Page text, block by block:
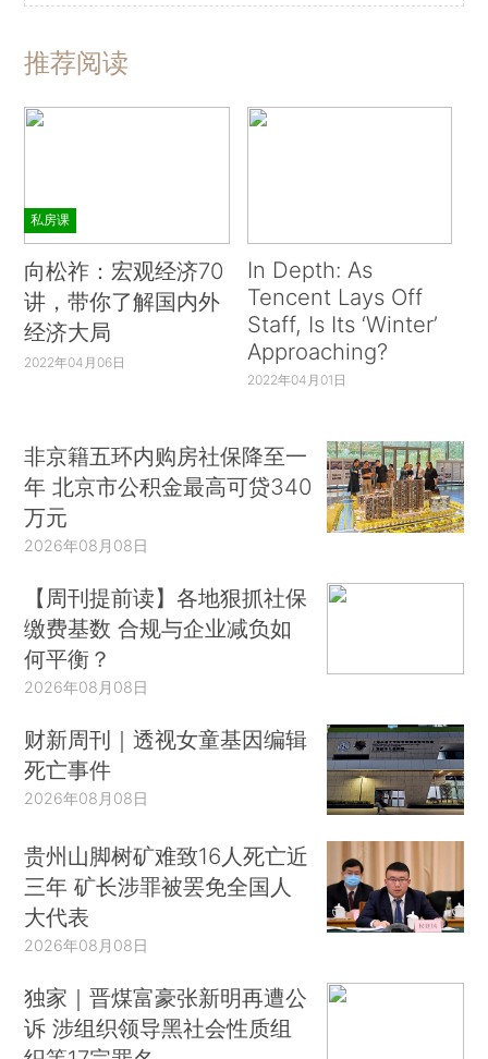
推荐阅读
私房课
向松祚：宏观经济70
讲，带你了解国内外
经济大局
2022年04月06日
In Depth: As
Tencent Lays Off
Staff, Is Its ‘Winter’
Approaching?
2022年04月01日
非京籍五环内购房社保降至一
年 北京市公积金最高可贷340
万元
2026年08月08日
【周刊提前读】各地狠抓社保
缴费基数 合规与企业减负如
何平衡？
2026年08月08日
财新周刊｜透视女童基因编辑
死亡事件
2026年08月08日
贵州山脚树矿难致16人死亡近
三年 矿长涉罪被罢免全国人
大代表
2026年08月08日
独家｜晋煤富豪张新明再遭公
诉 涉组织领导黑社会性质组